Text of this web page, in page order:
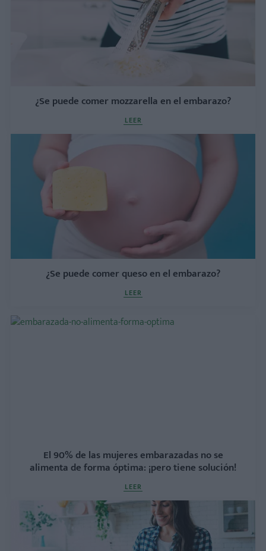
¿Se puede comer mozzarella en el embarazo?
LEER
¿Se puede comer queso en el embarazo?
LEER
El 90% de las mujeres embarazadas no se
alimenta de forma óptima: ¡pero tiene solución!
LEER